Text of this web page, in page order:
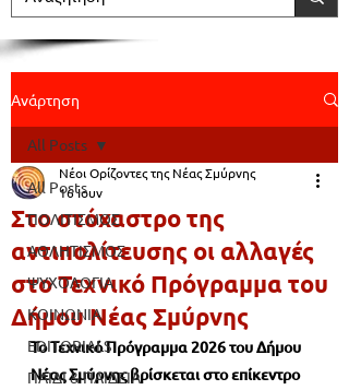
Ανάρτηση
All Posts
ΠΟΛΙΤΙΣΜΟΣ
ΑΘΛΗΤΙΣΜΟΣ
ΨΥΧΟΛΟΓΙΑ
ΚΟΙΝΩΝΙΑ
EDITORIALS
ΠΑΙΔΙ & ΠΑΙΔΕΙΑ
All Posts
Στο στόχαστρο της
αντιπολίτευσης οι αλλαγές
στο Τεχνικό Πρόγραμμα του
Δήμου Νέας Σμύρνης
Νέοι Ορίζοντες της Νέας Σμύρνης
16 Ιουν
Το Τεχνικό Πρόγραμμα 2026 του Δήμου
Νέας Σμύρνης βρίσκεται στο επίκεντρο